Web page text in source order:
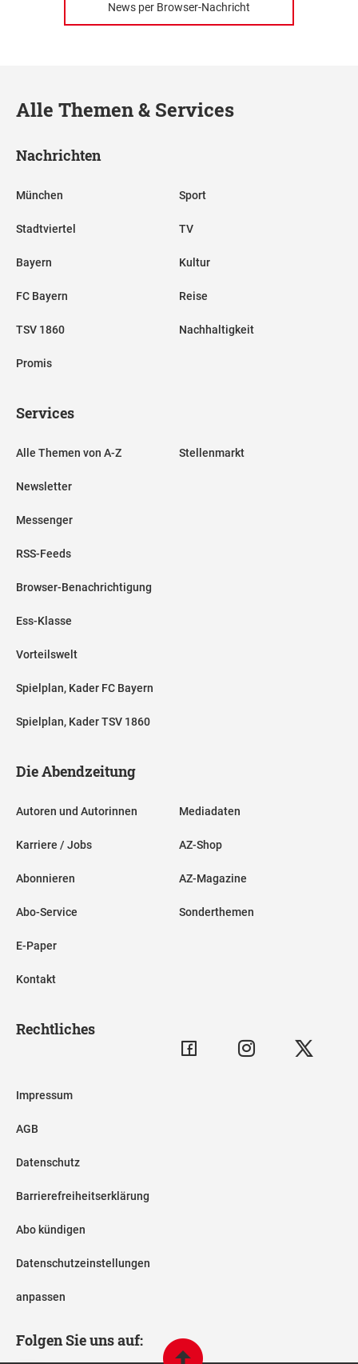
News per Browser-Nachricht
Alle Themen & Services
Nachrichten
München
Stadtviertel
Bayern
FC Bayern
TSV 1860
Promis
Sport
TV
Kultur
Reise
Nachhaltigkeit
Services
Alle Themen von A-Z
Newsletter
Messenger
RSS-Feeds
Browser-Benachrichtigung
Ess-Klasse
Vorteilswelt
Spielplan, Kader FC Bayern
Spielplan, Kader TSV 1860
Stellenmarkt
Die Abendzeitung
Autoren und Autorinnen
Karriere / Jobs
Abonnieren
Abo-Service
E-Paper
Kontakt
Mediadaten
AZ-Shop
AZ-Magazine
Sonderthemen
Rechtliches
Impressum
AGB
Datenschutz
Barrierefreiheitserklärung
Abo kündigen
Datenschutzeinstellungen
anpassen
Folgen Sie uns auf: